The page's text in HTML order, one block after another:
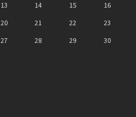
13 14 15
16
20 21 22
23
27 28 29
30